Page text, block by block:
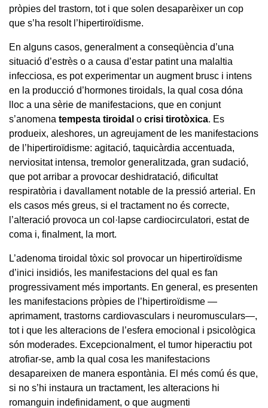
pròpies del trastorn, tot i que solen desaparèixer un cop
que s’ha resolt l’hipertiroïdisme.
En alguns casos, generalment a conseqüència d’una
situació d’estrès o a causa d’estar patint una malaltia
infecciosa, es pot experimentar un augment brusc i intens
en la producció d’hormones tiroidals, la qual cosa dóna
lloc a una sèrie de manifestacions, que en conjunt
s’anomena tempesta tiroidal o crisi tirotòxica. Es
produeix, aleshores, un agreujament de les manifestacions
de l’hipertiroïdisme: agitació, taquicàrdia accentuada,
nerviositat intensa, tremolor generalitzada, gran sudació,
que pot arribar a provocar deshidratació, dificultat
respiratòria i davallament notable de la pressió arterial. En
els casos més greus, si el tractament no és correcte,
l’alteració provoca un col·lapse cardiocirculatori, estat de
coma i, finalment, la mort.
L’adenoma tiroidal tòxic sol provocar un hipertiroïdisme
d’inici insidiós, les manifestacions del qual es fan
progressivament més importants. En general, es presenten
les manifestacions pròpies de l’hipertiroïdisme —
aprimament, trastorns cardiovasculars i neuromusculars—,
tot i que les alteracions de l’esfera emocional i psicològica
són moderades. Excepcionalment, el tumor hiperactiu pot
atrofiar-se, amb la qual cosa les manifestacions
desapareixen de manera espontània. El més comú és que,
si no s’hi instaura un tractament, les alteracions hi
romanguin indefinidament, o que augmenti